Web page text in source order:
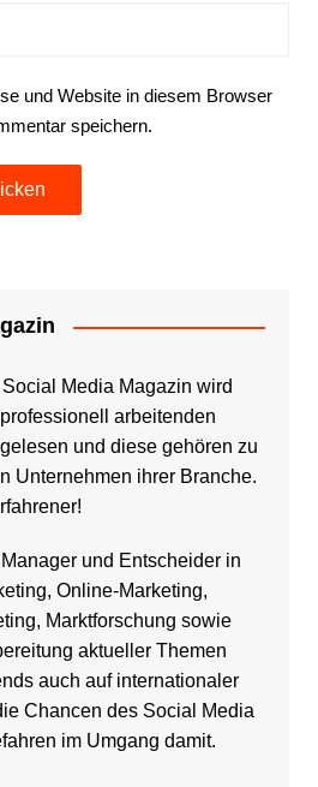
und Website in diesem Browser
speichern.
Media Magazin wird
arbeitenden
und diese gehören zu
Unternehmen ihrer Branche.
und Entscheider in
Online-Marketing,
Marktforschung sowie
aktueller Themen
auch auf internationaler
Chancen des Social Media
im Umgang damit.